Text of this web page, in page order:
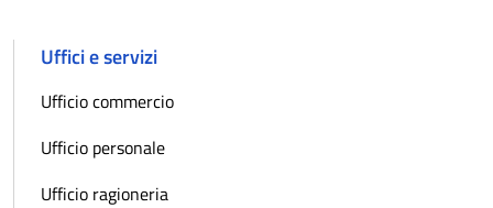
Uffici e servizi
Ufficio commercio
Ufficio personale
Ufficio ragioneria